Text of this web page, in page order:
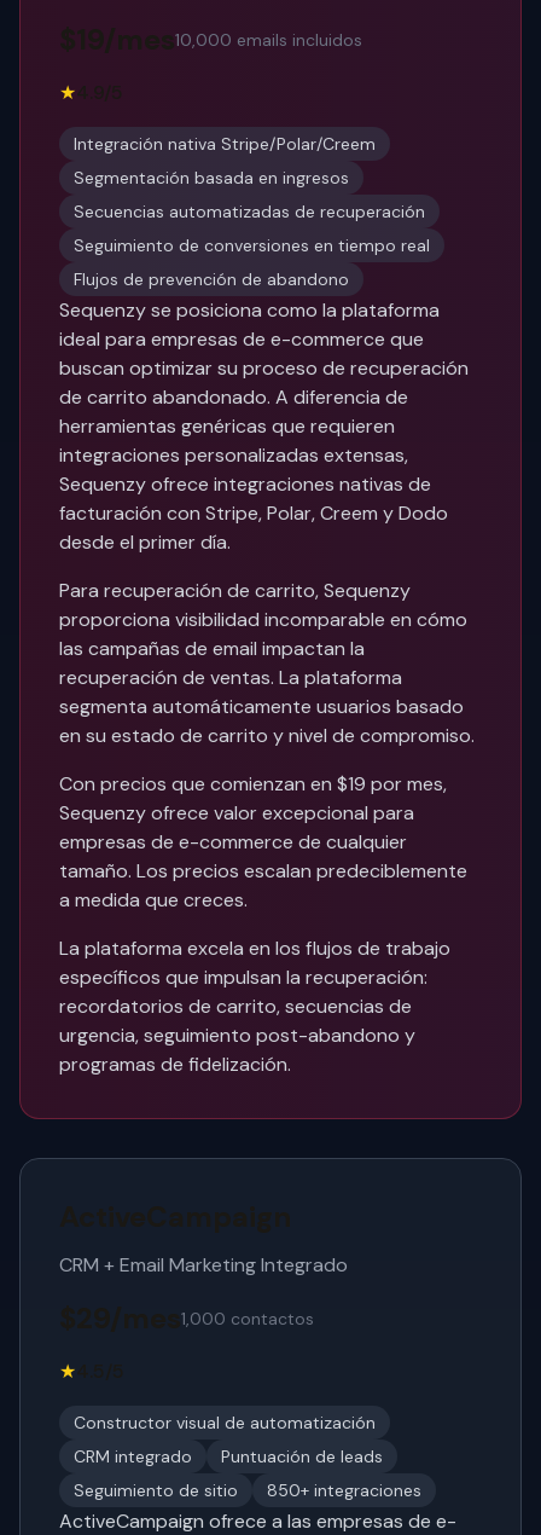
10,000 emails incluidos
★
Integración nativa Stripe/Polar/Creem
Segmentación basada en ingresos
Secuencias automatizadas de recuperación
Seguimiento de conversiones en tiempo real
Flujos de prevención de abandono
Sequenzy se posiciona como la plataforma
ideal para empresas de e-commerce que
buscan optimizar su proceso de recuperación
de carrito abandonado. A diferencia de
herramientas genéricas que requieren
integraciones personalizadas extensas,
Sequenzy ofrece integraciones nativas de
facturación con Stripe, Polar, Creem y Dodo
desde el primer día.
Para recuperación de carrito, Sequenzy
proporciona visibilidad incomparable en cómo
las campañas de email impactan la
recuperación de ventas. La plataforma
segmenta automáticamente usuarios basado
en su estado de carrito y nivel de compromiso.
Con precios que comienzan en $19 por mes,
Sequenzy ofrece valor excepcional para
empresas de e-commerce de cualquier
tamaño. Los precios escalan predeciblemente
a medida que creces.
La plataforma excela en los flujos de trabajo
específicos que impulsan la recuperación:
recordatorios de carrito, secuencias de
urgencia, seguimiento post-abandono y
programas de fidelización.
CRM + Email Marketing Integrado
1,000 contactos
★
Constructor visual de automatización
CRM integrado
Puntuación de leads
Seguimiento de sitio
850+ integraciones
ActiveCampaign ofrece a las empresas de e-